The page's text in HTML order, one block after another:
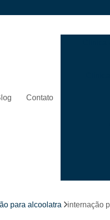
Contato
para alcoolatra internação